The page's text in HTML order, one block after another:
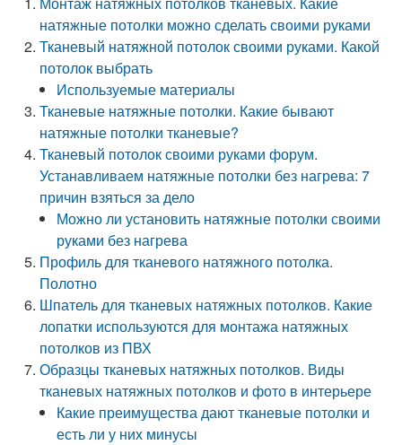
натяжные потолки можно сделать своими руками
Тканевый натяжной потолок своими руками. Какой
потолок выбрать
Используемые материалы
Тканевые натяжные потолки. Какие бывают
натяжные потолки тканевые?
Тканевый потолок своими руками форум.
Устанавливаем натяжные потолки без нагрева: 7
причин взяться за дело
Можно ли установить натяжные потолки своими
руками без нагрева
Профиль для тканевого натяжного потолка.
Полотно
Шпатель для тканевых натяжных потолков. Какие
лопатки используются для монтажа натяжных
потолков из ПВХ
Образцы тканевых натяжных потолков. Виды
тканевых натяжных потолков и фото в интерьере
Какие преимущества дают тканевые потолки и
есть ли у них минусы